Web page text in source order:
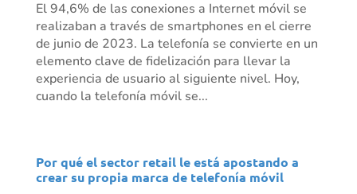
El 94,6% de las conexiones a Internet móvil se
realizaban a través de smartphones en el cierre
de junio de 2023. La telefonía se convierte en un
elemento clave de fidelización para llevar la
experiencia de usuario al siguiente nivel. Hoy,
cuando la telefonía móvil se...
Por qué el sector retail le está apostando a
crear su propia marca de telefonía móvil